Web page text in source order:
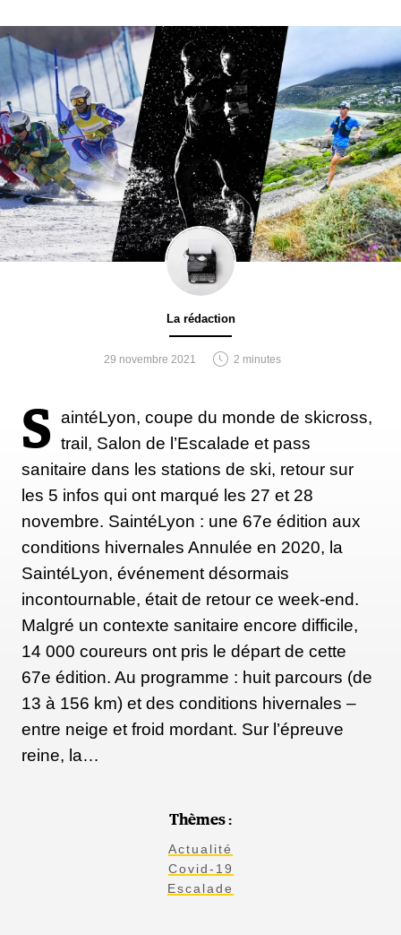
La rédaction
29 novembre 2021 2 minutes
S aintéLyon, coupe du monde de skicross,
trail, Salon de l’Escalade et pass
sanitaire dans les stations de ski, retour sur
les 5 infos qui ont marqué les 27 et 28
novembre. SaintéLyon : une 67e édition aux
conditions hivernales Annulée en 2020, la
SaintéLyon, événement désormais
incontournable, était de retour ce week-end.
Malgré un contexte sanitaire encore difficile,
14 000 coureurs ont pris le départ de cette
67e édition. Au programme : huit parcours (de
13 à 156 km) et des conditions hivernales –
entre neige et froid mordant. Sur l’épreuve
reine, la…
Thèmes :
Actualité
Covid-19
Escalade